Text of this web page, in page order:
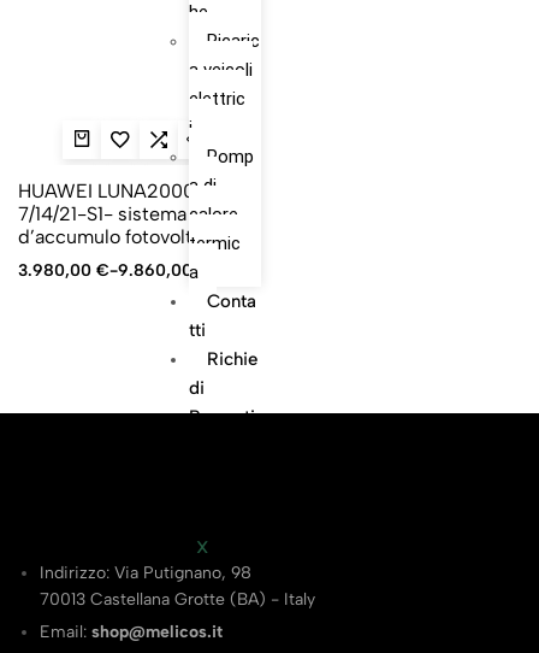
he
Ricaric
a veicoli
elettric
i
Pomp
a di
calore
termic
a
Conta
Tti
Richie
Di
Preventi
X
HUAWEI LUNA2000-
7/14/21-S1- sistema
d’accumulo fotovoltaico
3.980,00 €-9.860,00
Indirizzo: Via Putignano, 98
70013 Castellana Grotte (BA) - Italy
Email:shop@melicos.it